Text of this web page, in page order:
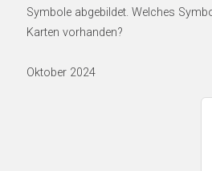
Symbole abgebildet. Welches
Karten vorhanden?
Oktober 2024